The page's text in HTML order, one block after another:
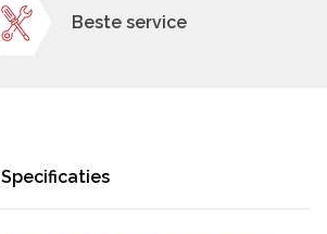
Beste service
Specificaties